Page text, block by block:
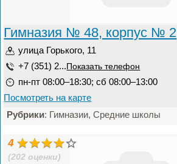
Гимназия № 48, корпус № 2
улица Горького, 11
+7 (351) 2... Показать телефон
пн-пт 08:00–18:30; сб 08:00–13:00
Посмотреть на карте
Рубрики: Гимназии, Средние школы
4
(202 оценки)